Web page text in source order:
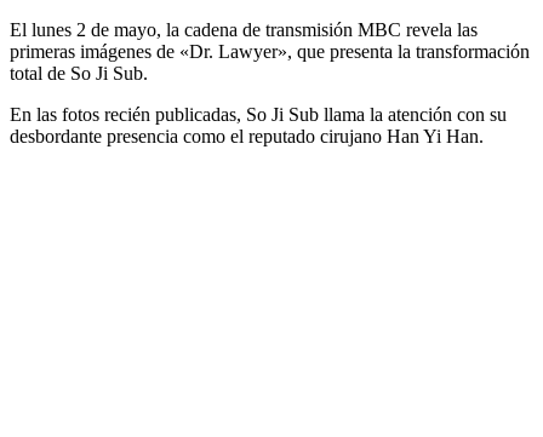
El lunes 2 de mayo, la cadena de transmisión MBC revela las
primeras imágenes de «Dr. Lawyer», que presenta la transformación
total de So Ji Sub.
En las fotos recién publicadas, So Ji Sub llama la atención con su
desbordante presencia como el reputado cirujano Han Yi Han.